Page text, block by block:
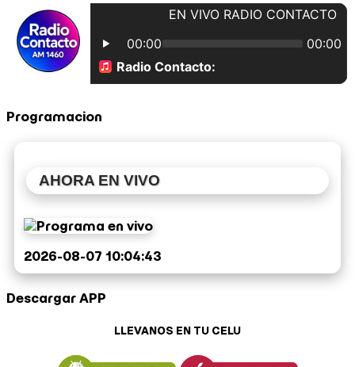
Programacion
AHORA EN VIVO
2026-08-07 10:04:43
Descargar APP
LLEVANOS EN TU CELU